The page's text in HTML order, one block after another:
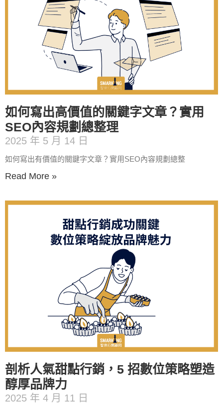
如何寫出高價值的關鍵字文章？實用
SEO內容規劃總整理
2025 年 5 月 14 日
如何寫出有價值的關鍵字文章？實用SEO內容規劃總整
Read More »
剖析人氣甜點行銷，5 招數位策略塑造
醇厚品牌力
2025 年 4 月 11 日